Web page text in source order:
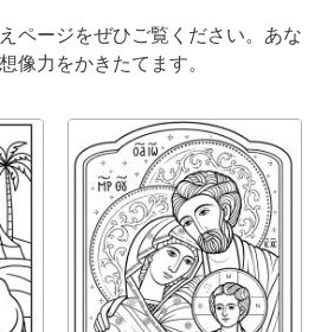
ページをぜひご覧ください。あな
像力をかきたてます。